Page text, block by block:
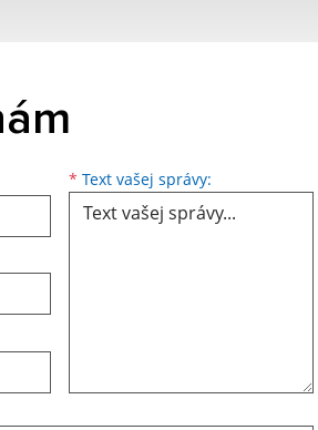
* Text vašej správy: Text vašej